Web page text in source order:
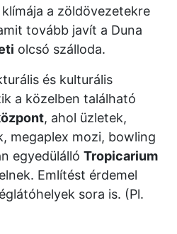
a zöldövezetekre
tovább javít a Duna
olcsó szálloda.
és kulturális
a közelben található
, ahol üzletek,
megaplex mozi, bowling
egyedülálló Tropicarium
Említést érdemel
sora is. (Pl.